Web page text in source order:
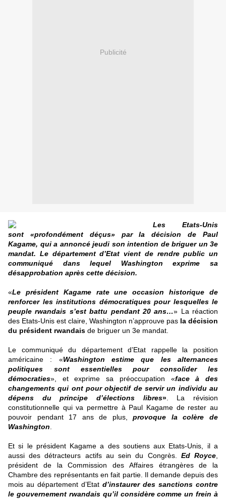
Publicité
Les Etats-Unis
sont «profondément déçus» par la décision de Paul
Kagame, qui a annoncé jeudi son intention de briguer un 3e
mandat. Le département d’Etat vient de rendre public un
communiqué dans lequel Washington exprime sa
désapprobation après cette décision.
«Le président Kagame rate une occasion historique de
renforcer les institutions démocratiques pour lesquelles le
peuple rwandais s’est battu pendant 20 ans…» La réaction
des Etats-Unis est claire, Washington n’approuve pas la décision
du président rwandais de briguer un 3e mandat.
Le communiqué du département d’Etat rappelle la position
américaine : «Washington estime que les alternances
politiques sont essentielles pour consolider les
démocraties», et exprime sa préoccupation «face à des
changements qui ont pour objectif de servir un individu au
dépens du principe d’élections libres». La révision
constitutionnelle qui va permettre à Paul Kagame de rester au
pouvoir pendant 17 ans de plus,provoque la colère de
Washington
Et si le président Kagame a des soutiens aux Etats-Unis, il a
aussi des détracteurs actifs au sein du Congrès. Ed Royce
président de la Commission des Affaires étrangères de la
Chambre des représentants en fait partie. Il demande depuis des
mois au département d’Etat d’instaurer des sanctions contre
le gouvernement rwandais qu’il considère comme un frein à